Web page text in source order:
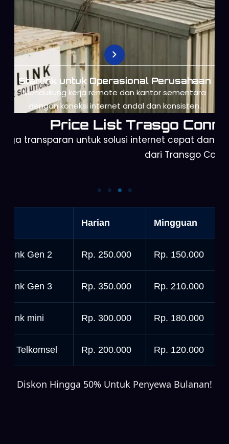
Starlink untuk Operasional Perusahaan
Mendukung kerja remote dan kantor sementara
dengan koneksi internet andal dan konsisten.
Price List Trasgo
transparan untuk solusi internet cepat dan
dari Transgo
Harian Mingguan
Gen 2 Rp. 250.000 Rp. 150.000
Gen 3 Rp. 350.000 Rp. 210.000
mini Rp. 300.000 Rp. 180.000
Telkomsel Rp. 200.000 Rp. 120.000
Diskon Hingga 50% Untuk Penyewa Bulanan!